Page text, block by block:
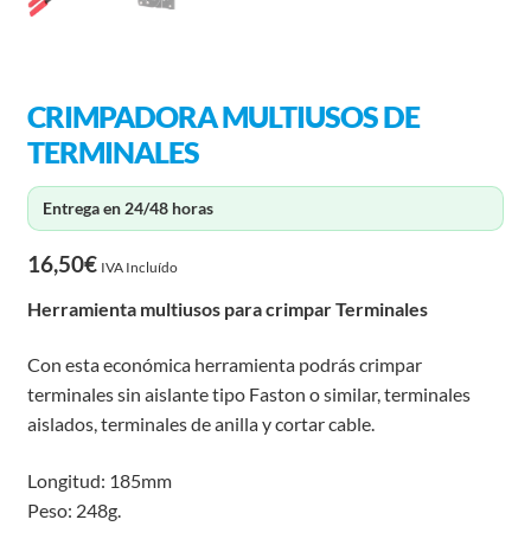
CRIMPADORA MULTIUSOS DE
TERMINALES
Entrega en 24/48 horas
16,50€ IVA Incluído
Herramienta multiusos para crimpar Terminales
Con esta económica herramienta podrás crimpar
terminales sin aislante tipo Faston o similar, terminales
aislados, terminales de anilla y cortar cable.
Longitud: 185mm
Peso: 248g.